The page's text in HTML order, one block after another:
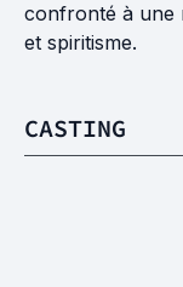
confronté à une
et spiritisme.
CASTING